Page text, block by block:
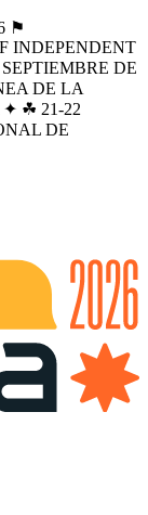
⚑
INDEPENDENT
DE
DE LA
✦ ☘︎ 21-22
DE